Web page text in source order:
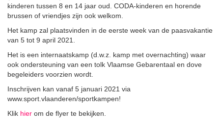
kinderen tussen 8 en 14 jaar oud. CODA-kinderen en horende
brussen of vriendjes zijn ook welkom.
Het kamp zal plaatsvinden in de eerste week van de paasvakantie
van 5 tot 9 april 2021.
Het is een internaatskamp (d.w.z. kamp met overnachting) waar
ook ondersteuning van een tolk Vlaamse Gebarentaal en dove
begeleiders voorzien wordt.
Inschrijven kan vanaf 5 januari 2021 via
www.sport.vlaanderen/sportkampen!
Klik hier om de flyer te bekijken.